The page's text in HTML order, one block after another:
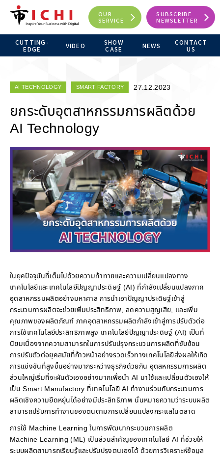
OUR
SERVICE
SUBSCRIBE
NEWSLETTER
CUTTING-
EDGE
VIDEO
SHOW
CASE
NEWS
CONTACT
US
AI TECHNOLOGY SMART FACTORY 27.12.2023
ยกระดับอุตสาหกรรมการผลิตด้วย
AI Technology
ในยุคปัจจุบันที่เต็มไปด้วยความท้าทายและความเปลี่ยนแปลงทาง
เทคโนโลยีและเทคโนโลยีปัญญาประดิษฐ์ (AI) ที่กำลังเปลี่ยนแปลงภาค
อุตสาหกรรมผลิตอย่างมหาศาล การนำเอาปัญญาประดิษฐ์เข้าสู่
กระบวนการผลิตจะช่วยเพิ่มประสิทธิภาพ, ลดความสูญเสีย, และเพิ่ม
คุณภาพของผลิตภัณฑ์ ภาคอุตสาหกรรมผลิตกำลังเข้าสู่การปรับตัวต่อ
การใช้เทคโนโลยีประสิทธิภาพสูง เทคโนโลยีปัญญาประดิษฐ์ (AI) เป็นที่
นิยมเนื่องจากความสามารถในการปรับปรุงกระบวนการผลิตที่ซับซ้อน
การปรับตัวต่อยุคสมัยที่ก้าวหน้าอย่างรวดเร็วทางเทคโนโลยีส่งผลให้เกิด
การแข่งขันที่สูงขึ้นอย่างมากระหว่างธุรกิจด้วยกัน อุตสหกรรมการผลิต
ส่วนใหญ่เริ่มที่จะผันตัวเองอย่างมากเพื่อนำ AI มาใช้และเปลี่ยนตัวเองให้
เป็น Smart Manufactory ที่เทคโนโลยี AI ทำงานร่วมกับกระบวนการ
ผลิตเชิงความยืดหยุ่นได้อย่างมีประสิทธิภาพ นั่นหมายความว่าระบบผลิต
สามารถปรับการทำงานของตนตามการเปลี่ยนแปลงกระแสในตลาด
การใช้ Machine Learning ในการพัฒนากระบวนการผลิต
Machine Learning (ML) เป็นส่วนสำคัญของเทคโนโลยี AI ที่ช่วยให้
ระบบผลิตสามารถเรียนรู้และปรับปรุงตนเองได้ ด้วยการวิเคราะห์ข้อมูล